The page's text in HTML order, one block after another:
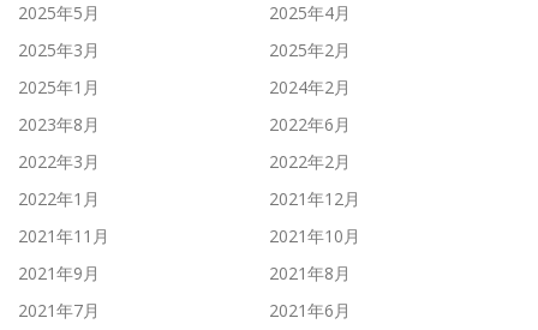
2025年5月
2025年4月
2025年3月
2025年2月
2025年1月
2024年2月
2023年8月
2022年6月
2022年3月
2022年2月
2022年1月
2021年12月
2021年11月
2021年10月
2021年9月
2021年8月
2021年7月
2021年6月